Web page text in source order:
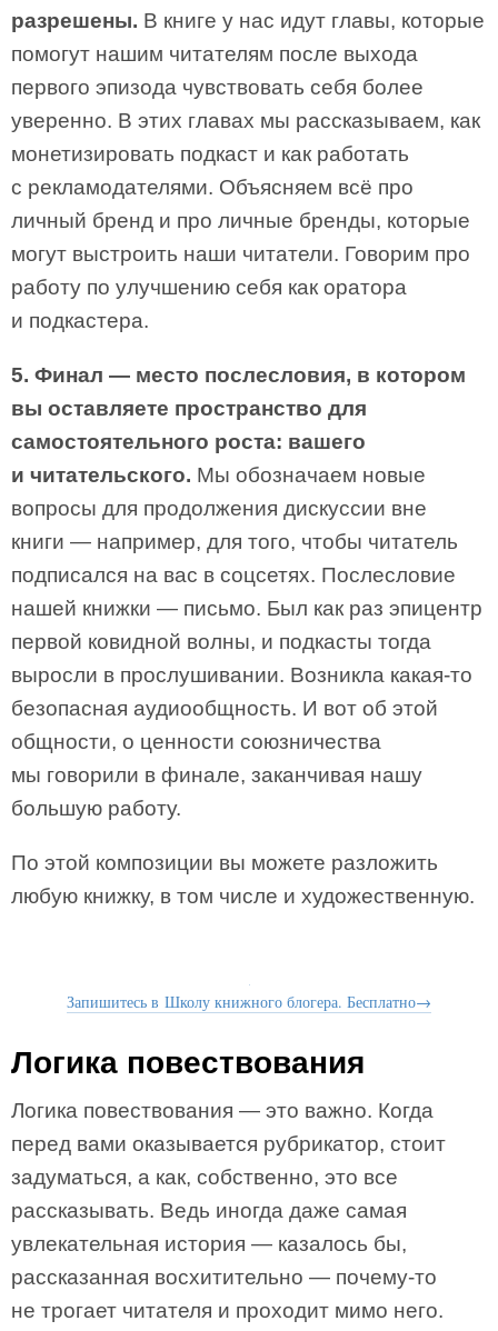
разрешены. В книге у нас идут главы, которые
помогут нашим читателям после выхода
первого эпизода чувствовать себя более
уверенно. В этих главах мы рассказываем, как
монетизировать подкаст и как работать
с рекламодателями. Объясняем всё про
личный бренд и про личные бренды, которые
могут выстроить наши читатели. Говорим про
работу по улучшению себя как оратора
и подкастера.
5. Финал — место послесловия, в котором
вы оставляете пространство для
самостоятельного роста: вашего
и читательского. Мы обозначаем новые
вопросы для продолжения дискуссии вне
книги — например, для того, чтобы читатель
подписался на вас в соцсетях. Послесловие
нашей книжки — письмо. Был как раз эпицентр
первой ковидной волны, и подкасты тогда
выросли в прослушивании. Возникла какая-то
безопасная аудиообщность. И вот об этой
общности, о ценности союзничества
мы говорили в финале, заканчивая нашу
большую работу.
По этой композиции вы можете разложить
любую книжку, в том числе и художественную.
Запишитесь в Школу книжного блогера. Бесплатно→
Логика повествования
Логика повествования — это важно. Когда
перед вами оказывается рубрикатор, стоит
задуматься, а как, собственно, это все
рассказывать. Ведь иногда даже самая
увлекательная история — казалось бы,
рассказанная восхитительно — почему-то
не трогает читателя и проходит мимо него.